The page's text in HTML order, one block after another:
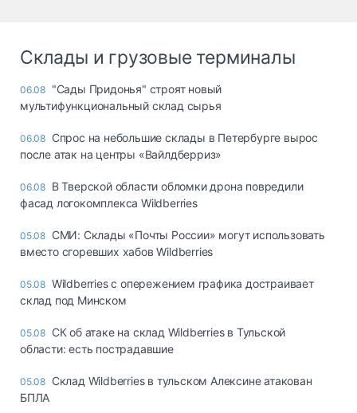
Склады и грузовые терминалы
06.08 "Сады Придонья" строят новый
мультифункциональный склад сырья
06.08 Спрос на небольшие склады в Петербурге вырос
после атак на центры «Вайлдберриз»
06.08 В Тверской области обломки дрона повредили
фасад логокомплекса Wildberries
05.08 СМИ: Склады «Почты России» могут использовать
вместо сгоревших хабов Wildberries
05.08 Wildberries с опережением графика достраивает
склад под Минском
05.08 СК об атаке на склад Wildberries в Тульской
области: есть пострадавшие
05.08 Склад Wildberries в тульском Алексине атакован
БПЛА